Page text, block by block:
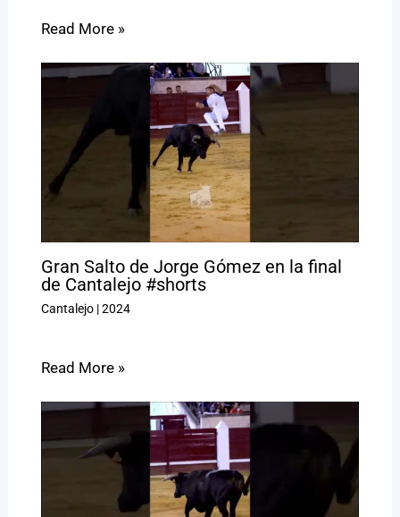
Read More »
Gran Salto de Jorge Gómez en la final
de Cantalejo #shorts
Cantalejo|2024
Read More »